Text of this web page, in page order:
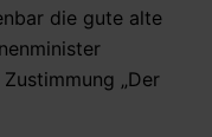
die gute alte
„Der